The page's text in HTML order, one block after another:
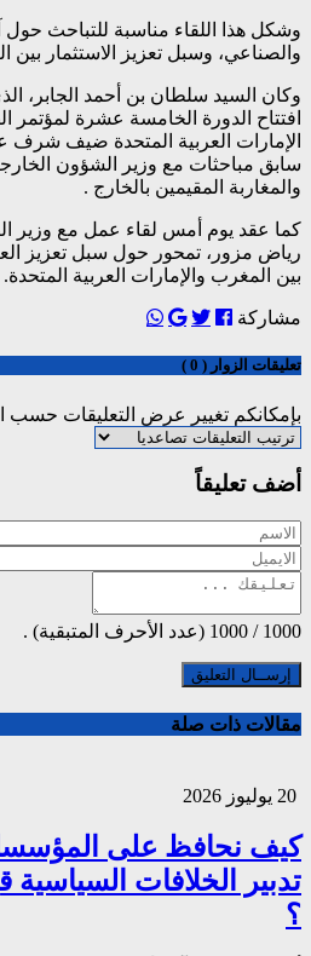
وشكل هذا اللقاء مناسبة للتباحث حول
والصناعي، وسبل تعزيز الاستثمار بين
وكان السيد سلطان بن أحمد الجابر،
افتتاح الدورة الخامسة عشرة لمؤتمر
الإمارات العربية المتحدة ضيف
سابق مباحثات مع وزير الشؤون
والمغاربة المقيمين بالخارج .
كما عقد يوم أمس لقاء عمل مع وزير
رياض مزور، تمحور حول سبل تعزيز
بين المغرب والإمارات العربية المتحدة.
مشاركة
تعليقات الزوار ( 0 )
بإمكانكم تغيير عرض التعليقات حسب
أضف تعليقاً
1000
/
1000 (عدد الأحرف المتبقية) .
مقالات ذات صلة
كيف نحافظ على
تدبير الخلافات السياسية
؟